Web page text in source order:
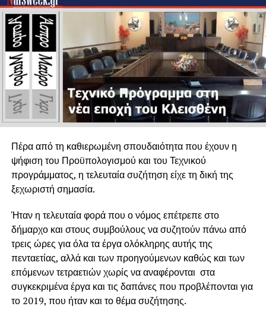
Πέρα από τη καθιερωμένη σπουδαιότητα που έχουν η
ψήφιση του Προϋπολογισμού και του Τεχνικού
προγράμματος, η τελευταία συζήτηση είχε τη δική της
ξεχωριστή σημασία.
Ήταν η τελευταία φορά που ο νόμος επέτρεπε στο
δήμαρχο και στους συμβούλους να συζητούν πάνω από
τρεις ώρες για όλα τα έργα ολόκληρης αυτής της
πενταετίας, αλλά και των προηγούμενων καθώς και των
επόμενων τετραετιών χωρίς να αναφέρονται στα
συγκεκριμένα έργα και τις δαπάνες που προβλέπονται για
το 2019, που ήταν και το θέμα συζήτησης.